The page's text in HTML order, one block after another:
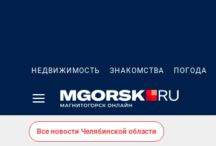
НЕДВИЖИМОСТЬ ЗНАКОМСТВА ПОГОДА
Все новости Челябинской области